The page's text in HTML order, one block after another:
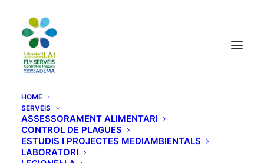
HOME
SERVEIS
ASSESSORAMENT ALIMENTARI
CONTROL DE PLAGUES
ESTUDIS I PROJECTES MEDIAMBIENTALS
LABORATORI
User Account